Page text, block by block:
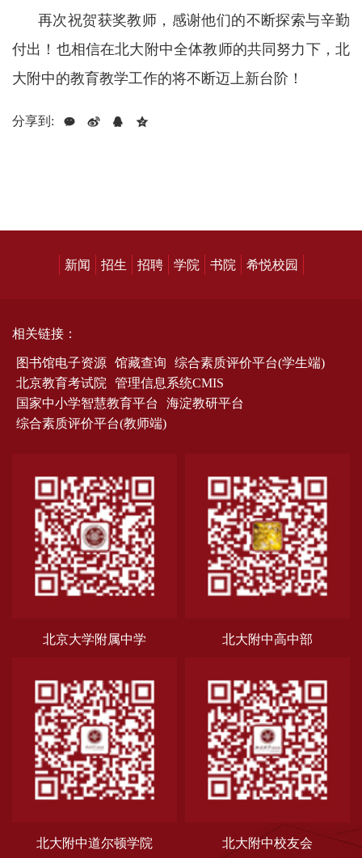
再次祝贺获奖教师，感谢他们的不断探索与辛勤
付出！也相信在北大附中全体教师的共同努力下，北
大附中的教育教学工作的将不断迈上新台阶！
分享到:
新闻 招生 招聘 学院 书院 希悦校园
相关链接：
图书馆电子资源 馆藏查询
综合素质评价平台(学生端)
北京教育考试院
管理信息系统CMIS
国家中小学智慧教育平台
海淀教研平台
综合素质评价平台(教师端)
北京大学附属中学 北大附中高中部
北大附中道尔顿学院 北大附中校友会